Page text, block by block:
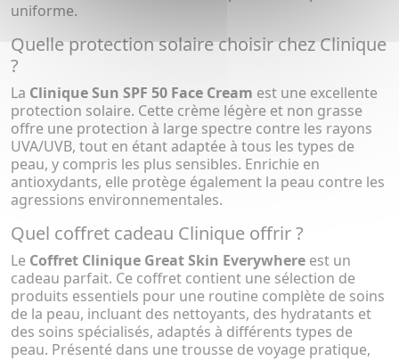
uniforme.
Quelle protection solaire choisir chez Clinique
?
La Clinique Sun SPF 50 Face Cream est une excellente
protection solaire. Cette crème légère et non grasse
offre une protection à large spectre contre les rayons
UVA/UVB, tout en étant adaptée à tous les types de
peau, y compris les plus sensibles. Enrichie en
antioxydants, elle protège également la peau contre les
agressions environnementales.
Quel coffret cadeau Clinique offrir ?
Le Coffret Clinique Great Skin Everywhere est un
cadeau parfait. Ce coffret contient une sélection de
produits essentiels pour une routine complète de soins
de la peau, incluant des nettoyants, des hydratants et
des soins spécialisés, adaptés à différents types de
peau. Présenté dans une trousse de voyage pratique,